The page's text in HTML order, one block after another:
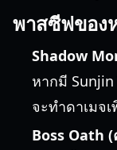
พาสซีฟของ
Shadow
หากมี
จะทำดาเมจ
Boss Oath